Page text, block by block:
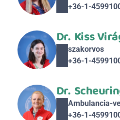
+36-1-
Dr.  Kiss
szakorvos
+36-1-
Dr.
Ambulancia-
+36-1-